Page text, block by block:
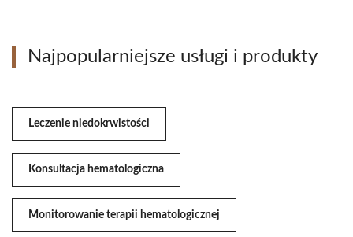
Najpopularniejsze usługi i produkty
Leczenie niedokrwistości
Konsultacja hematologiczna
Monitorowanie terapii hematologicznej